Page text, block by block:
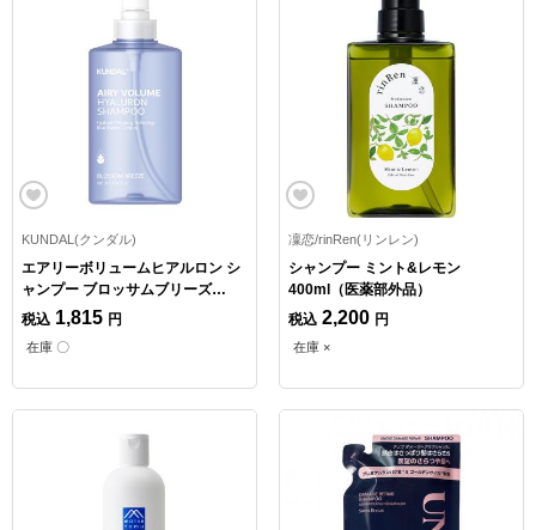
KUNDAL(クンダル)
エアリーボリュームヒアルロン シ
ャンプー ブロッサムブリーズ
500ml
税込 1,815 円
在庫 〇
凜恋/rinRen(リンレン)
シャンプー ミント&レモン
400ml（医薬部外品）
税込 2,200 円
在庫 ×